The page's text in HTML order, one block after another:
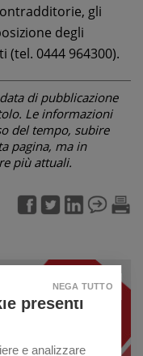
gli
degli
0444 964300).
di pubblicazione
Le informazioni
del tempo, subire
pagina, ma in
più attuali.
presenti
e analizzare
NEGA TUTTO